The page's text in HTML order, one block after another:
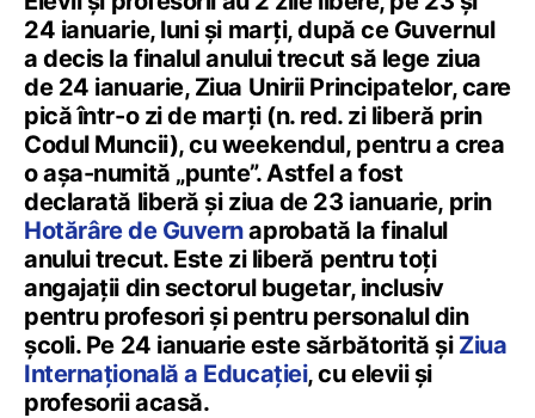
24 ianuarie, luni și marți, după ce Guvernul
a decis la finalul anului trecut să lege ziua
de 24 ianuarie, Ziua Unirii Principatelor, care
pică într-o zi de marți (n. red. zi liberă prin
Codul Muncii), cu weekendul, pentru a crea
o așa-numită „punte”. Astfel a fost
declarată liberă și ziua de 23 ianuarie, prin
Hotărâre de Guvernaprobată la finalul
anului trecut. Este zi liberă pentru toți
angajații din sectorul bugetar, inclusiv
pentru profesori și pentru personalul din
școli. Pe 24 ianuarie este sărbătorită și Ziua
Internațională a Educației, cu elevii și
profesorii acasă.